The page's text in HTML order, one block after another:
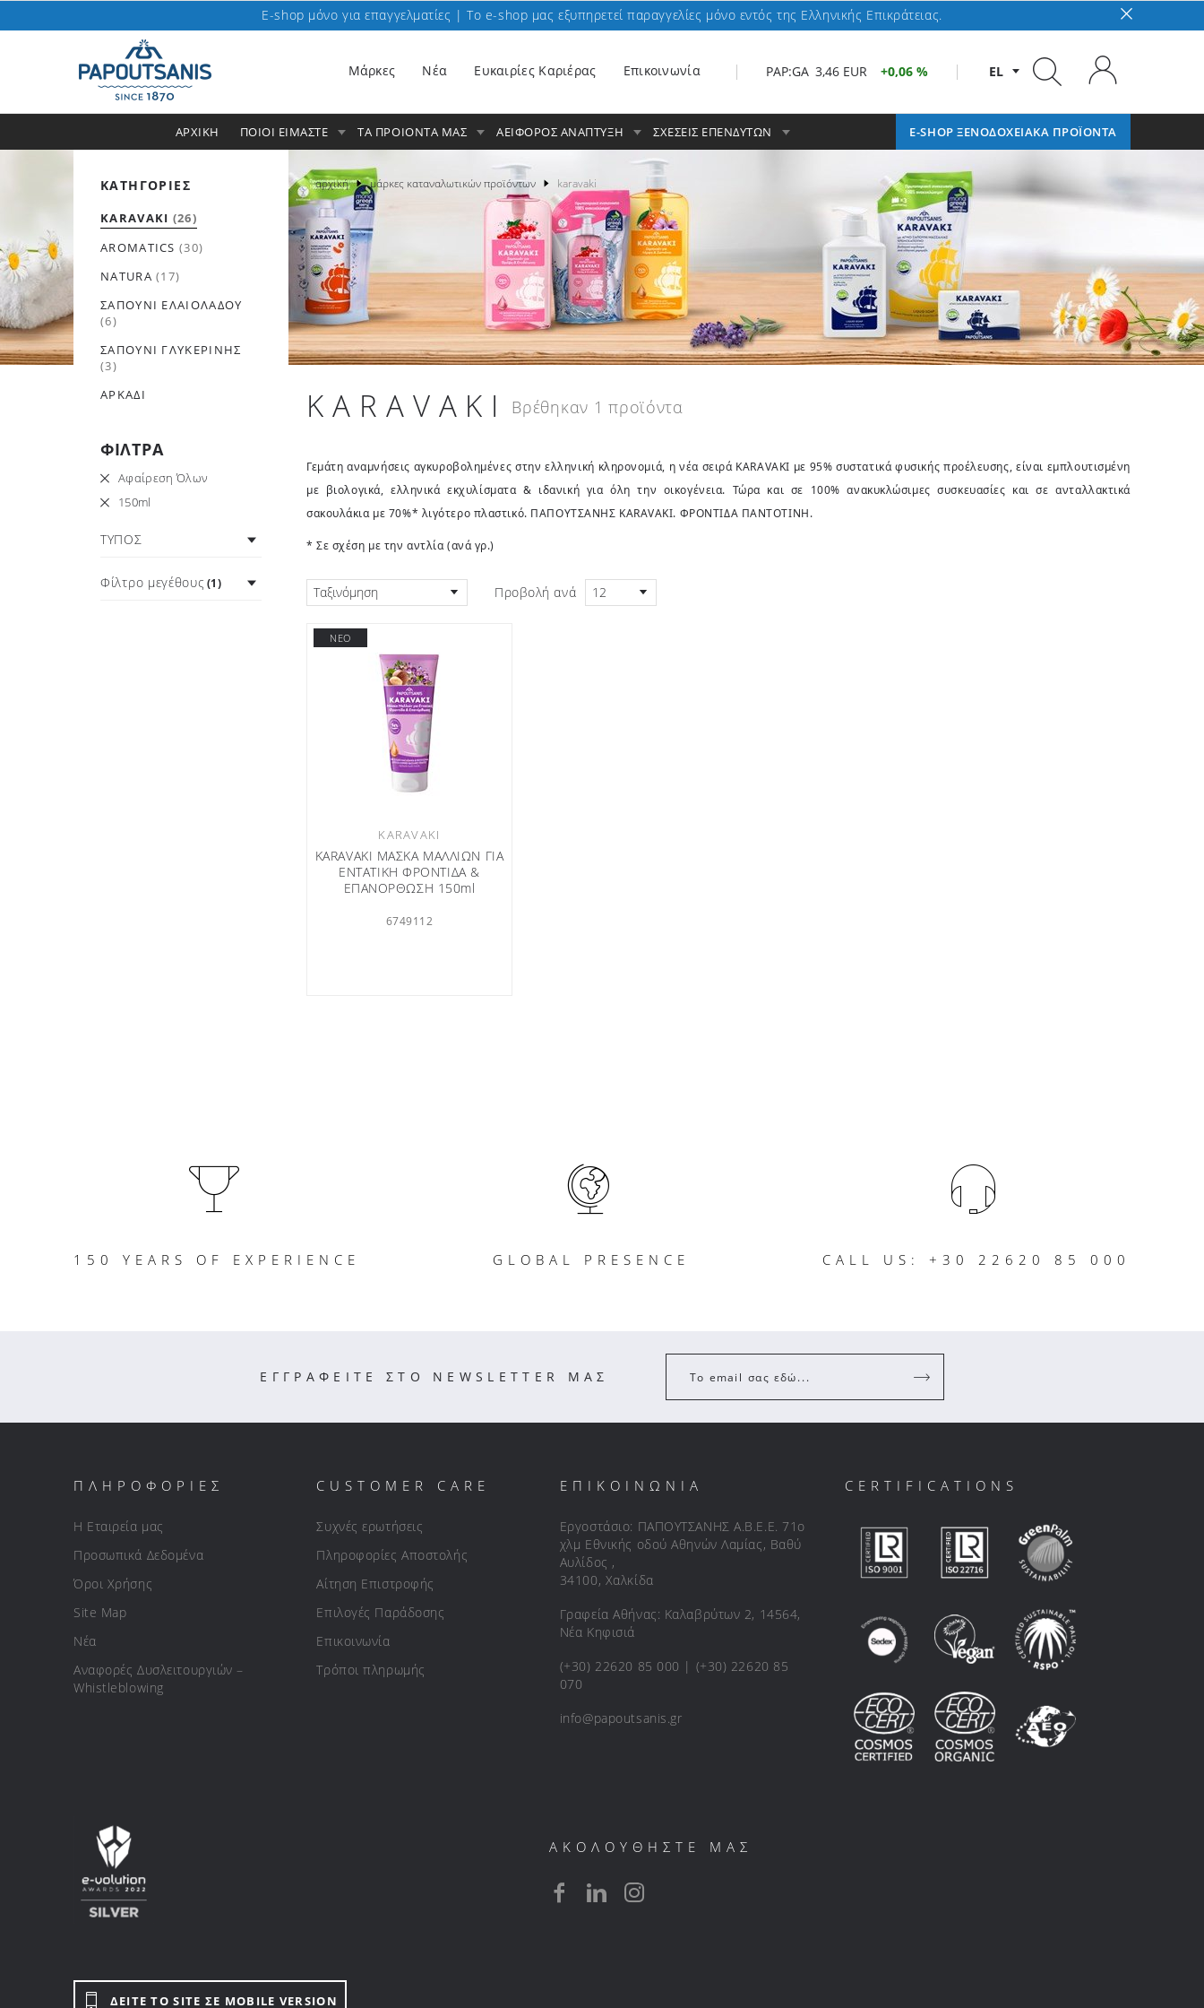
E-shop μόνο για επαγγελματίες | To e-shop μας εξυπηρετεί παραγγελίες μόνο εντός της Ελληνικής Επικράτειας.
EL
PAP:GA 3,46 EUR 0,06 %
Μάρκες Nέα Ευκαιρίες Καριέρας Επικοινωνία
ΑΡΧΙΚΗ ΠΟΙΟΙ ΕΙΜΑΣΤΕ E-SHOP ΞΕΝΟΔΟΧΕΙΑΚΑ ΠΡΟΪΟΝΤΑ
ΤΑ ΠΡΟΙΟΝΤΑ ΜΑΣ ΑΕΙΦΟΡΟΣ ΑΝΑΠΤΥΞΗ ΣΧΕΣΕΙΣ ΕΠΕΝΔΥΤΩΝ
ΚΑΤΗΓΟΡΙΕΣ
KARAVAKI (26)
AROMATICS(30)
NATURA(17)
ΣΑΠΟΎΝΙ ΕΛΑΙΌΛΑΔΟΥ
(6)
ΣΑΠΟΎΝΙ ΓΛΥΚΕΡΊΝΗΣ
(3)
ΑΡΚΆΔΙ
ΦΙΛΤΡΑ
Αφαίρεση Όλων
150ml
ΤΥΠΟΣ
Φίλτρο μεγέθους (1)
αρχική μάρκες καταναλωτικών προϊόντων karavaki
KARAVAKI Βρέθηκαν 1 προϊόντα
Γεμάτη αναμνήσεις αγκυροβολημένες στην ελληνική κληρονομιά, η νέα σειρά KARAVAKI με 95% συστατικά φυσικής προέλευσης, είναι εμπλουτισμένη
με βιολογικά, ελληνικά εκχυλίσματα & ιδανική για όλη την οικογένεια. Τώρα και σε 100% ανακυκλώσιμες συσκευασίες και σε ανταλλακτικά
σακουλάκια με 70%* λιγότερο πλαστικό. ΠΑΠΟΥΤΣΑΝΗΣ KARAVAKI. ΦΡΟΝΤΙΔΑ ΠΑΝΤΟΤΙΝΗ.
* Σε σχέση με την αντλία (ανά γρ.)
Ταξινόμηση Προβολή ανά 12
ΝΕΟ
KARAVAKI
KARAVAKI ΜΑΣΚΑ ΜΑΛΛΙΩΝ ΓΙΑ
ΕΝΤΑΤΙΚΗ ΦΡΟΝΤΙΔΑ &
ΕΠΑΝΟΡΘΩΣΗ 150ml
6749112
150 YEARS OF EXPERIENCE GLOBAL PRESENCE CALL US: +30 22620 85 000
ΕΓΓΡΑΦΕΙΤΕ ΣΤΟ NEWSLETTER ΜΑΣ Το email σας εδώ...
ΠΛΗΡΟΦΟΡΙΕΣ
Η Εταιρεία μας
Προσωπικά Δεδομένα
Όροι Χρήσης
Site Map
Νέα
Αναφορές Δυσλειτουργιών –
Whistleblowing
CUSTOMER CARE
Συχνές ερωτήσεις
Πληροφορίες Αποστολής
Αίτηση Επιστροφής
Επιλογές Παράδοσης
Επικοινωνία
Τρόποι πληρωμής
ΕΠΙΚΟΙΝΩΝΙΑ
Εργοστάσιο: ΠΑΠΟΥΤΣΑΝΗΣ Α.Β.Ε.Ε. 71ο
χλμ Εθνικής οδού Αθηνών Λαμίας, Βαθύ
Αυλίδος ,
34100, Χαλκίδα
Γραφεία Αθήνας: Καλαβρύτων 2, 14564,
Νέα Κηφισιά
(+30) 22620 85 000 | (+30) 22620 85
070
info@papoutsanis.gr
CERTIFICATIONS
ΑΚΟΛΟΥΘΗΣΤΕ ΜΑΣ
ΔΕΙΤΕ ΤΟ SITE ΣΕ MOBILE VERSION